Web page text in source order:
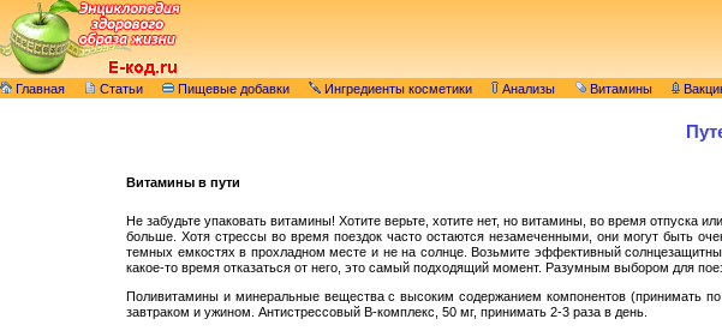
Главная Статьи Пищевые добавки Ингредиенты косметики Анализы Витамины
Витамины в пути
Не забудьте упаковать витамины! Хотите верьте, хотите нет, но витамины, во время
больше. Хотя стрессы во время поездок часто остаются незамеченными, они могут быть
темных емкостях в прохладном месте и не на солнце. Возьмите эффективный
какое-то время отказаться от него, это самый подходящий момент. Разумным выбором для
Поливитамины и минеральные вещества с высоким содержанием компонентов (принимать
завтраком и ужином. Антистрессовый B-комплекс, 50 мг, принимать 2-3 раза в день.